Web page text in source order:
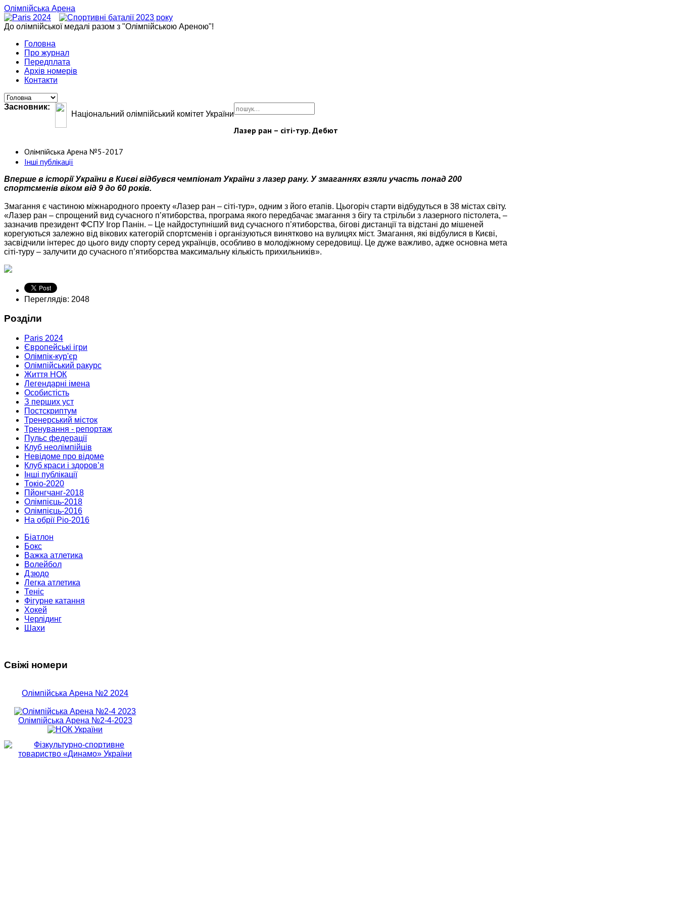
Олімпійська Арена
До олімпійської медалі разом з "Олімпійською Ареною"!
Головна
Про журнал
Передплата
Архів номерів
Контакти
Засновник:
Національний олімпійський комітет України
Лазер ран – сіті-тур. Дебют
Олімпійська Арена №5-2017
Інші публікації
Вперше в історії України в Києві відбувся чемпіонат України з лазер рану. У змаганнях взяли участь понад 200
спортсменів віком від 9 до 60 років.
Змагання є частиною міжнародного проекту «Лазер ран – сіті-тур», одним з його етапів. Цьогоріч старти відбудуться в 38 містах світу.
«Лазер ран – спрощений вид сучасного п’ятиборства, програма якого передбачає змагання з бігу та стрільби з лазерного пістолета, –
зазначив президент ФСПУ Ігор Панін. – Це найдоступніший вид сучасного п’ятиборства, бігові дистанції та відстані до мішеней
корегуються залежно від вікових категорій спортсменів і організуються винятково на вулицях міст. Змагання, які відбулися в Києві,
засвідчили інтерес до цього виду спорту серед українців, особливо в молодіжному середовищі. Це дуже важливо, адже основна мета
сіті-туру – залучити до сучасного п’ятиборства максимальну кількість прихильників».
Переглядів: 2048
Розділи
Paris 2024
Європейські ігри
Олімпік-кур'єр
Олімпійський ракурс
Життя НОК
Легендарні імена
Особистість
З перших уст
Постскриптум
Тренерський місток
Тренування - репортаж
Пульс федерації
Клуб неолімпійців
Невідоме про відоме
Клуб краси і здоров’я
Інші публікації
Токіо-2020
Пйонгчанг-2018
Олімпієць-2018
Олімпієць-2016
На обрії Ріо-2016
Біатлон
Бокс
Важка атлетика
Волейбол
Дзюдо
Легка атлетика
Теніс
Фігурне катання
Хокей
Черлідинг
Шахи
Свіжі номери
Олімпійська Арена №2 2024
Олімпійська Арена №2-4-2023